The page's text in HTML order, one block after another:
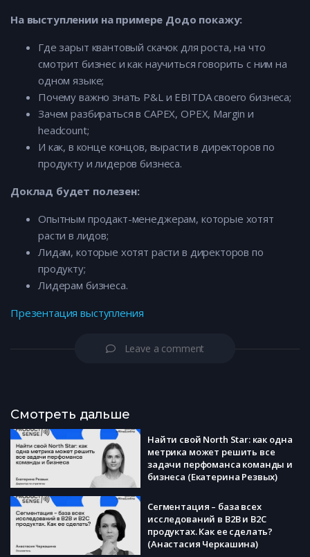
На выступлении на примере Додо покажу:
Где зарыт квантовый скачок для роста, на что
смотрит бизнес и как научиться говорить с ним на
одном языке;
Почему важно знать P&L и EBITDA своего бизнеса;
Зачем разбираться в CAPEX, OPEX, Margin и
headcount;
И как, в конце концов, вырасти в директоров по
продукту и лидеров бизнеса.
Доклад будет полезен:
Опытным продакт-менеджерам, которые хотят
расти в лидов;
Лидам, которые хотят расти в директоров по
продукту;
Лидерам бизнеса.
Презентация выступления
Leave a comment
Смотреть дальше
Найти свой North Star: как одна
метрика может решить все
задачи перфоманса команды и
бизнеса (Екатерина Резвых)
Сегментация – база всех
исследований в B2B и B2C
продуктах. Как ее сделать?
(Анастасия Черкашина)